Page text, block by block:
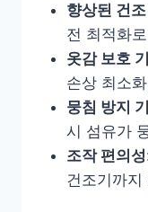
향상된 건
전 최적화
옷감 보호
손상 최소
뭉침 방지
시 섬유가
조작 편의성
건조기까지